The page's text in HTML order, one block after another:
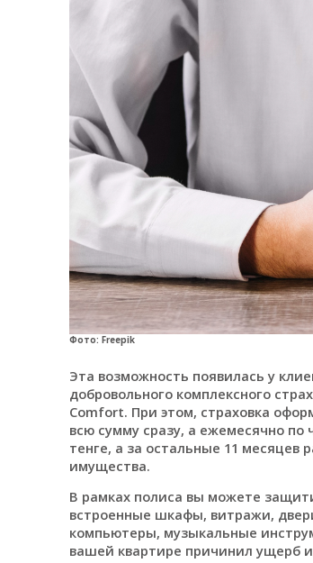
Фото: Freepik
Эта возможность появилась у
добровольного комплексного
Comfort. При этом, страховка
всю сумму сразу, а ежемесячно
тенге, а за остальные 11 месяцев
имущества.
В рамках полиса вы можете
встроенные шкафы, витражи,
компьютеры, музыкальные
вашей квартире причинил ущерб